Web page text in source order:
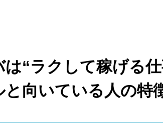
“ラクして稼げる
と向いている人の特